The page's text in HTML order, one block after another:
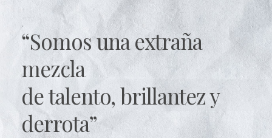
“Somos una extraña
mezcla
de talento, brillantez y
derrota”